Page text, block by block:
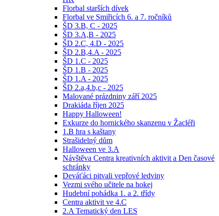
Florbal starších dívek
Florbal ve Smiřicích 6. a 7. ročníků
ŠD 3.B, C - 2025
ŠD 3.A,B - 2025
ŠD 2.C, 4.D - 2025
ŠD 2.B,4.A - 2025
ŠD 1.C - 2025
ŠD 1.B - 2025
ŠD 1.A - 2025
ŠD 2.a,4.b,c - 2025
Malované prázdniny září 2025
Drakiáda říjen 2025
Happy Halloween!
Exkurze do hornického skanzenu v Žacléři
1.B hra s kaštany
Strašidelný dům
Halloween ve 3.A
Návštěva Centra kreativních aktivit a Den časové
schránky
Deváťáci pitvali vepřové ledviny
Vezmi svého učitele na hokej
Hudební pohádka 1. a 2. třídy
Centra aktivit ve 4.C
2.A Tematický den LES